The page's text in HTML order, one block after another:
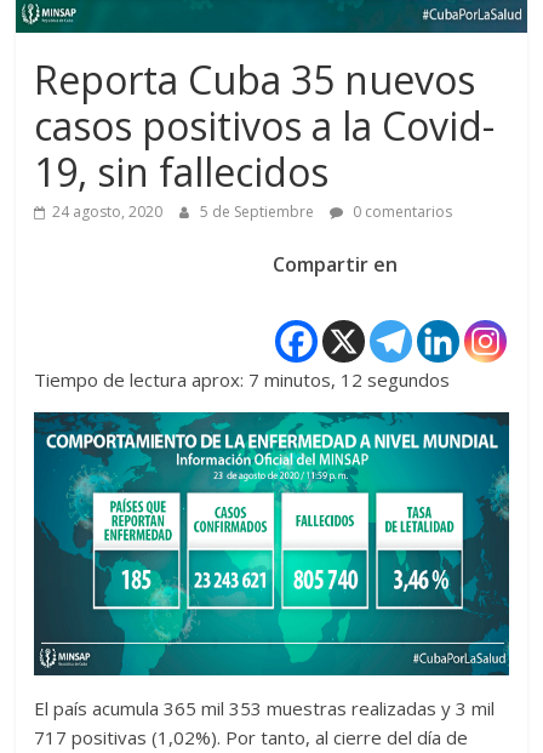
Reporta Cuba 35 nuevos
casos positivos a la Covid-
19, sin fallecidos
24 agosto, 2020 5 de Septiembre 0 comentarios
Compartir en
Tiempo de lectura aprox: 7 minutos, 12 segundos
El país acumula 365 mil 353 muestras realizadas y 3 mil
717 positivas (1,02%). Por tanto, al cierre del día de